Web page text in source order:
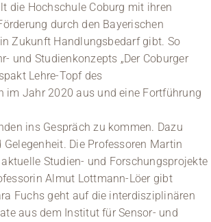
die Hochschule Coburg mit ihren
durch den Bayerischen
Zukunft Handlungsbedarf gibt. So
und Studienkonzepts „Der Coburger
Lehre-Topf des
im Jahr 2020 aus und eine Fortführung
ins Gespräch zu kommen. Dazu
Die Professoren Martin
Studien- und Forschungsprojekte
Almut Lottmann-Löer gibt
Fuchs geht auf die interdisziplinären
aus dem Institut für Sensor- und